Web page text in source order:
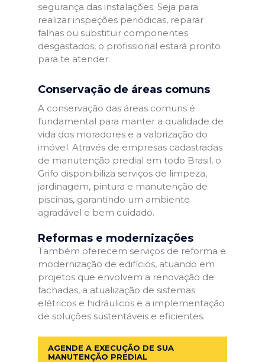
segurança das instalações. Seja para
realizar inspeções periódicas, reparar
falhas ou substituir componentes
desgastados, o profissional estará pronto
para te atender.
Conservação de áreas comuns
A conservação das áreas comuns é
fundamental para manter a qualidade de
vida dos moradores e a valorização do
imóvel. Através de empresas cadastradas
de manutenção predial em todo Brasil, o
Grifo disponibiliza serviços de limpeza,
jardinagem, pintura e manutenção de
piscinas, garantindo um ambiente
agradável e bem cuidado.
Reformas e modernizações
Também oferecem serviços de reforma e
modernização de edifícios, atuando em
projetos que envolvem a renovação de
fachadas, a atualização de sistemas
elétricos e hidráulicos e a implementação
de soluções sustentáveis e eficientes.
AGENDE A EXECUÇÃO DE SUA
MANUTENÇÃO PREDIAL